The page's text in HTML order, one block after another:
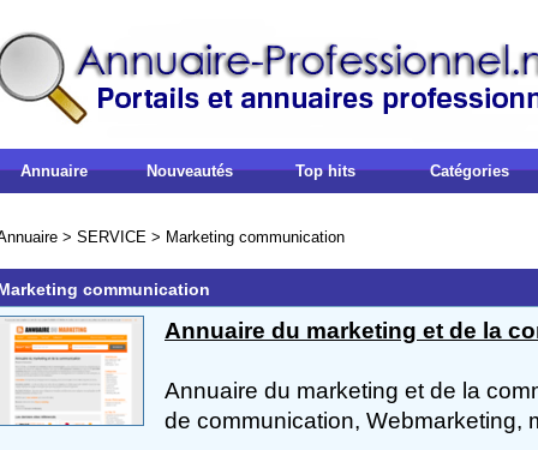
Annuaire Nouveautés Top hits Catégories
> SERVICE > Marketing communication
communication
Annuaire du marketing et de la
Annuaire du marketing et de la
de communication, Webmarketing,